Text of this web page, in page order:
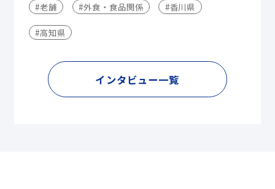
#老舗 #外食・食品関係 #香川県
#高知県
インタビュー一覧